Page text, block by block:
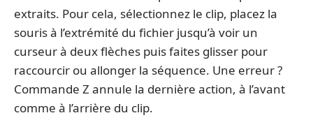
extraits. Pour cela, sélectionnez le clip, placez la
souris à l’extrémité du fichier jusqu’à voir un
curseur à deux flèches puis faites glisser pour
raccourcir ou allonger la séquence. Une erreur ?
Commande Z annule la dernière action, à l’avant
comme à l’arrière du clip.